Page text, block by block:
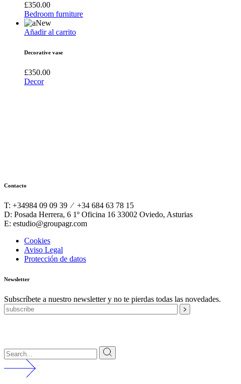
£350.00
Bedroom furniture
New
Añadir al carrito
Decorative vase
£350.00
Decor
Contacto
T: +34984 09 09 39 ⁄ +34 684 63 78 15
D: Posada Herrera, 6 1º Oficina 16 33002 Oviedo, Asturias
E: estudio@groupagr.com
Cookies
Aviso Legal
Protección de datos
Newsletter
Subscríbete a nuestro newsletter y no te pierdas todas las novedades.